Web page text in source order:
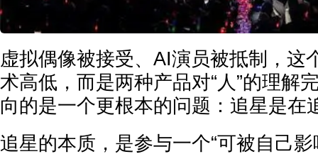
虚拟偶像被接受、AI演员被抵制，这
术高低，而是两种产品对“人”的理解
向的是一个更根本的问题：追星是在
追星的本质，是参与一个“可被自己